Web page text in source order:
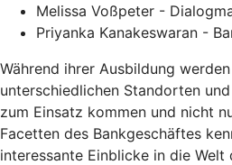
Melissa Voßpeter -
Priyanka Kanakeswaran -
Während ihrer Ausbildung
unterschiedlichen Standorten
zum Einsatz kommen und nicht
Facetten des Bankgeschäftes
interessante Einblicke in die